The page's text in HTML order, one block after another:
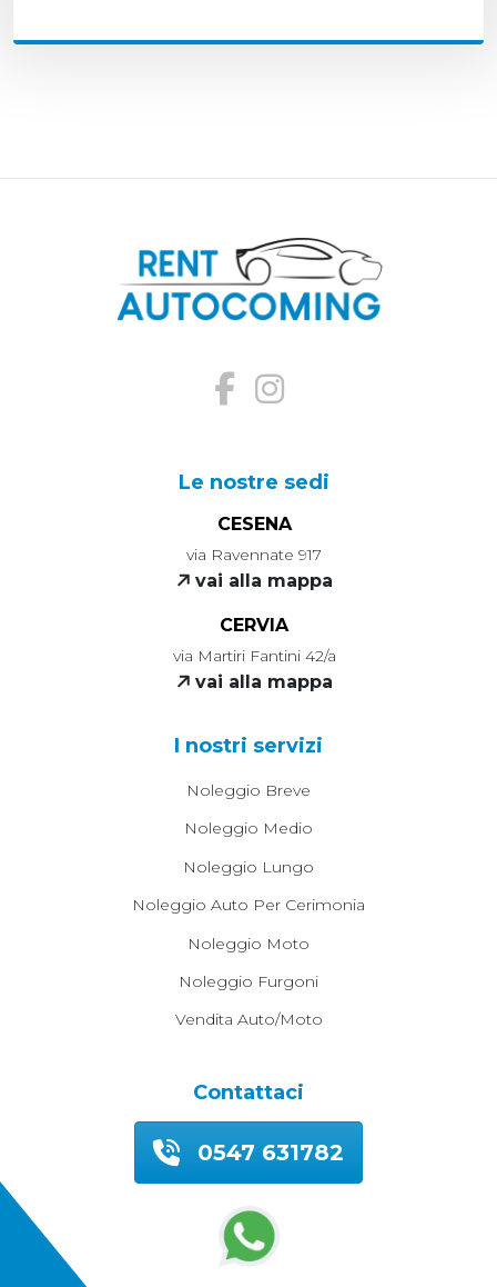
Le nostre sedi
CESENA
via Ravennate 917
vai alla mappa
CERVIA
via Martiri Fantini 42/a
vai alla mappa
I nostri servizi
Noleggio Breve
Noleggio Medio
Noleggio Lungo
Noleggio Auto Per Cerimonia
Noleggio Moto
Noleggio Furgoni
Vendita Auto/moto
Contattaci
0547 631782